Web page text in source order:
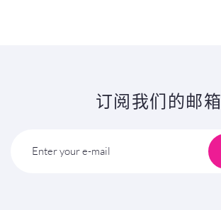
订阅我们的邮箱
Enter your e-mail